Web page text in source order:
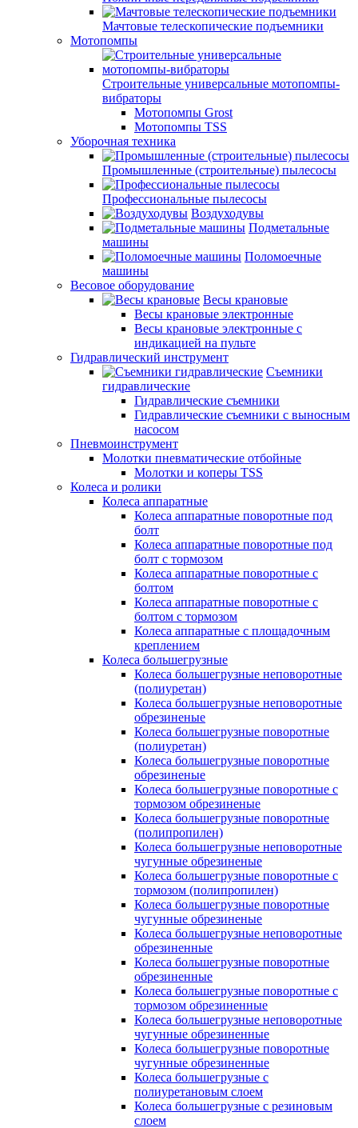
Мачтовые телескопические подъемники
Мотопомпы
Строительные универсальные мотопомпы-
вибраторы
Мотопомпы Grost
Мотопомпы TSS
Уборочная техника
Промышленные (строительные) пылесосы
Профессиональные пылесосы
Воздуходувы
Подметальные
машины
Поломоечные
машины
Весовое оборудование
Весы крановые
Весы крановые электронные
Весы крановые электронные с
индикацией на пульте
Гидравлический инструмент
Съемники
гидравлические
Гидравлические съемники
Гидравлические cъемники с выносным
насосом
Пневмоинструмент
Молотки пневматические отбойные
Молотки и коперы TSS
Колеса и ролики
Колеса аппаратные
Колеса аппаратные поворотные под
болт
Колеса аппаратные поворотные под
болт с тормозом
Колеса аппаратные поворотные с
болтом
Колеса аппаратные поворотные с
болтом с тормозом
Колеса аппаратные с площадочным
креплением
Колеса большегрузные
Колеса большегрузные неповоротные
(полиуретан)
Колеса большегрузные неповоротные
обрезиненые
Колеса большегрузные поворотные
(полиуретан)
Колеса большегрузные поворотные
обрезиненые
Колеса большегрузные поворотные с
тормозом обрезиненые
Колеса большегрузные поворотные
(полипропилен)
Колеса большегрузные неповоротные
чугунные обрезиненые
Колеса большегрузные поворотные с
тормозом (полипропилен)
Колеса большегрузные поворотные
чугунные обрезиненые
Колеса большегрузные неповоротные
обрезиненные
Колеса большегрузные поворотные
обрезиненные
Колеса большегрузные поворотные с
тормозом обрезиненные
Колеса большегрузные неповоротные
чугунные обрезиненные
Колеса большегрузные поворотные
чугунные обрезиненные
Колеса большегрузные с
полиуретановым слоем
Колеса большегрузные с резиновым
слоем